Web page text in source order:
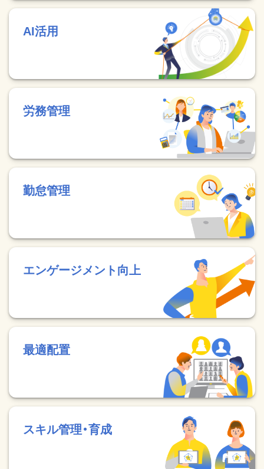
AI活用
労務管理
勤怠管理
エンゲージメント向上
最適配置
スキル管理・育成